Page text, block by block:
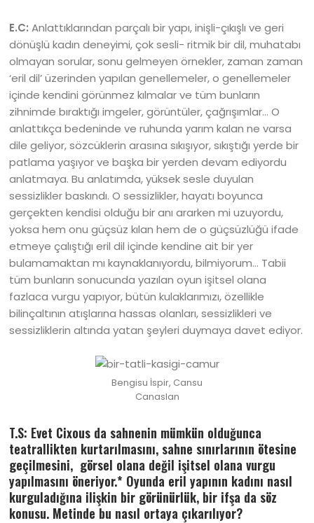
E.C:Anlattıklarından parçalı bir yapı, inişli-çıkışlı ve geri
dönüşlü kadın deneyimi, çok sesli- ritmik bir dil, muhatabı
olmayan sorular, sonu gelmeyen örnekler, zaman zaman
‘eril dil’ üzerinden yapılan genellemeler, o genellemeler
içinde kendini görünmez kılmalar ve tüm bunların
zihnimde bıraktığı imgeler, görüntüler, çağrışımlar… O
anlattıkça bedeninde ve ruhunda yarım kalan ne varsa
dile geliyor, sözcüklerin arasına sıkışıyor, sıkıştığı yerde bir
patlama yaşıyor ve başka bir yerden devam ediyordu
anlatmaya. Bu anlatımda, yüksek sesle duyulan
sessizlikler baskındı. O sessizlikler, hayatı boyunca
gerçekten kendisi olduğu bir anı ararken mi uzuyordu,
yoksa hem onu güçsüz kılan hem de o güçsüzlüğü ifade
etmeye çalıştığı eril dil içinde kendine ait bir yer
bulamamaktan mı kaynaklanıyordu, bilmiyorum… Tabii
tüm bunların sonucunda yazılan oyun işitsel olana
fazlaca vurgu yapıyor, bütün kulaklarımızı, özellikle
bilinçaltının atışlarına hassas olanları, sessizlikleri ve
sessizliklerin altında yatan şeyleri duymaya davet ediyor.
Bengisu İspir, Cansu
Canaslan
T.S: Evet Cixous da sahnenin mümkün olduğunca
teatrallikten kurtarılmasını, sahne sınırlarının ötesine
geçilmesini, görsel olana değil işitsel olana vurgu
yapılmasını öneriyor.* Oyunda eril yapının kadını nasıl
kurguladığına ilişkin bir görünürlük, bir ifşa da söz
konusu. Metinde bu nasıl ortaya çıkarılıyor?